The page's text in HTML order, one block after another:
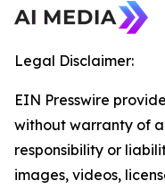
Legal Disclaimer:
EIN Presswire
without warranty of
responsibility or
images, videos,